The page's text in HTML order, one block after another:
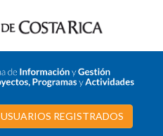
USUARIOS REGISTRADOS